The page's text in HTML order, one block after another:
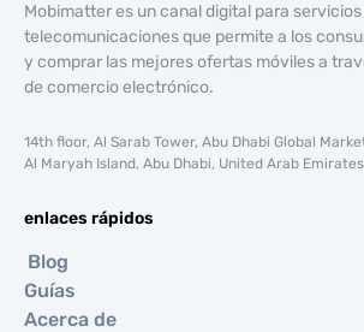
Mobimatter es un canal digital para servicios
telecomunicaciones que permite a los
y comprar las mejores ofertas móviles a
de comercio electrónico.
14th floor, Al Sarab Tower, Abu Dhabi Global
Al Maryah Island, Abu Dhabi, United Arab Emirates
enlaces rápidos
Blog
Guías
Acerca de